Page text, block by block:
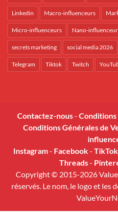
Linkedin Macro-influenceurs
Micro-influenceurs Nano-
secrets marketing social media 2026
Telegram Tiktok Twitch
Contactez-nous-
Conditions Générales de
Instagram- Facebook- TikTok
Threads-
Copyright © 2015-2026
réservés. Le nom, le logo et les